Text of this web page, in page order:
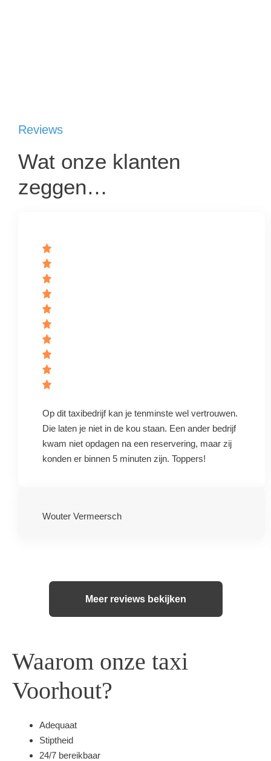
Reviews
Wat onze klanten
zeggen…
Op dit taxibedrijf kan je tenminste wel vertrouwen.
Die laten je niet in de kou staan. Een ander bedrijf
kwam niet opdagen na een reservering, maar zij
konden er binnen 5 minuten zijn. Toppers!
Wouter Vermeersch
Meer reviews bekijken
Waarom onze taxi
Voorhout?
Adequaat
Stiptheid
24/7 bereikbaar